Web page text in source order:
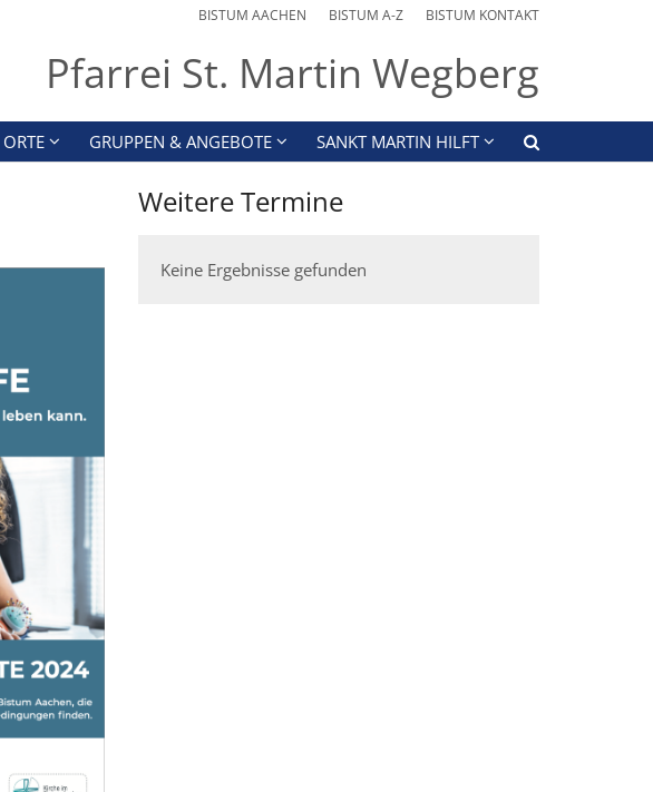
BISTUM AACHEN BISTUM A-Z BISTUM KONTAKT
Pfarrei St. Martin Wegberg
ORTE GRUPPEN & ANGEBOTE SANKT MARTIN HILFT
Weitere Termine
Keine Ergebnisse gefunden